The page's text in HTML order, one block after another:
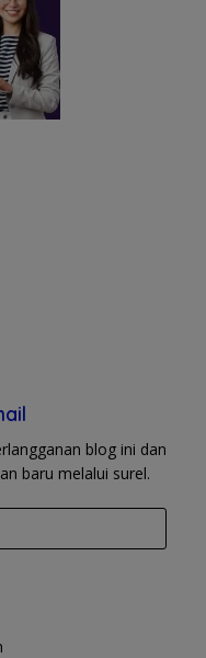
blog ini dan
baru melalui surel.